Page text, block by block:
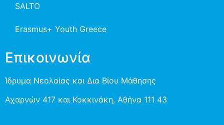
SALTO
Erasmus+ Youth Greece
Επικοινωνία
Ίδρυμα Νεολαίας και Δια Βίου Μάθησης
Αχαρνών 417 και Κοκκινάκη, Αθήνα 111 43